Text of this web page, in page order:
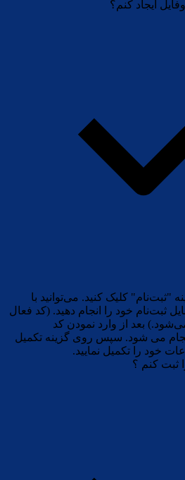
ایجاد کنم؟
کلیک کنید. می‌توانید با
ثبت‌نام خود را انجام دهید. (کد فعال
بعد از وارد نمودن کد
می شود. سپس روی گزینه تکمیل
خود را تکمیل نمایید.
کنم ؟